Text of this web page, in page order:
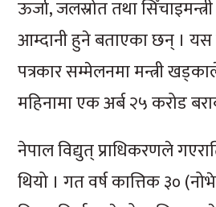
ऊर्जा, जलस्रोत तथा
आम्दानी हुने बताएका छन् । यस
पत्रकार सम्मेलनमा मन्त्री
महिनामा एक अर्ब २५ करोड
नेपाल विद्युत् प्राधिकरणले
थियो । गत वर्ष कात्तिक ३०